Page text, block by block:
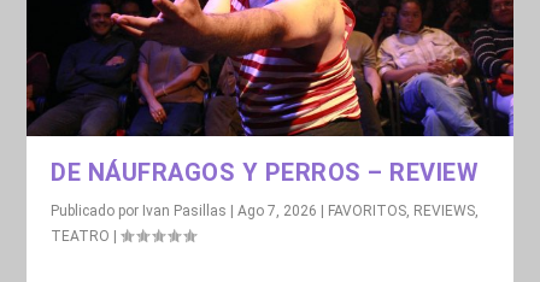
DE NÁUFRAGOS Y PERROS – REVIEW
Publicado por Ivan Pasillas |Ago 7, 2026 | FAVORITOS REVIEWS
TEATRO |